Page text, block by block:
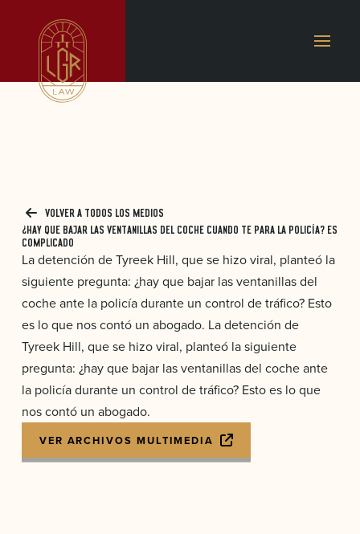
VOLVER A TODOS LOS MEDIOS
¿HAY QUE BAJAR LAS VENTANILLAS DEL COCHE CUANDO TE PARA LA POLICÍA? ES
COMPLICADO
La detención de Tyreek Hill, que se hizo viral, planteó la
siguiente pregunta: ¿hay que bajar las ventanillas del
coche ante la policía durante un control de tráfico? Esto
es lo que nos contó un abogado. La detención de
Tyreek Hill, que se hizo viral, planteó la siguiente
pregunta: ¿hay que bajar las ventanillas del coche ante
la policía durante un control de tráfico? Esto es lo que
nos contó un abogado.
VER ARCHIVOS MULTIMEDIA